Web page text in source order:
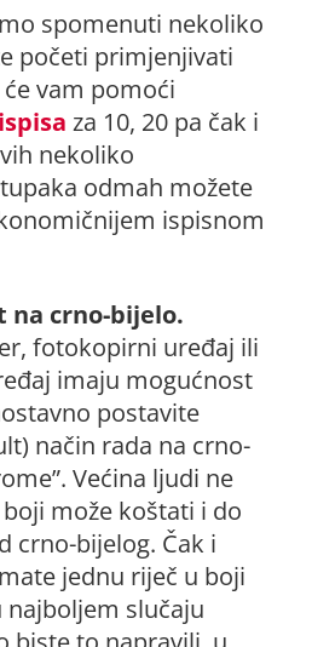
spomenuti nekoliko
početi primjenjivati
vam pomoći
za 10, 20 pa čak i
nekoliko
odmah možete
ispisnom
na crno-bijelo.
fotokopirni uređaj ili
imaju mogućnost
postavite
način rada na crno-
Većina ljudi ne
može koštati i do
crno-bijelog. Čak i
jednu riječ u boji
najboljem slučaju